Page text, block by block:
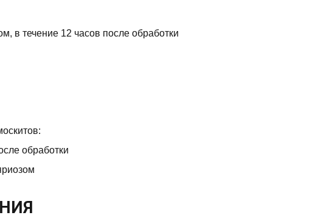
в течение 12 часов после обработки
обработки